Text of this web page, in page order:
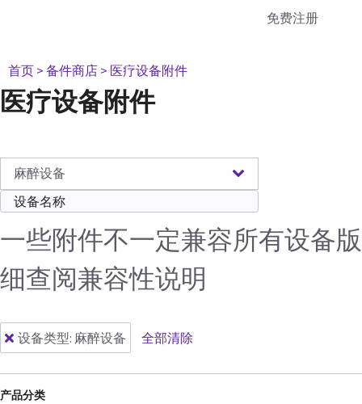
免费注册
首页 > 备件商店 > 医疗设备附件
医疗设备附件
麻醉设备
一些附件不一定兼容所有设备
细查阅兼容性说明
设备类型: 麻醉设备 全部清除
产品分类